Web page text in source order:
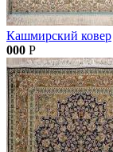
Кашмирский ковер
000 Р